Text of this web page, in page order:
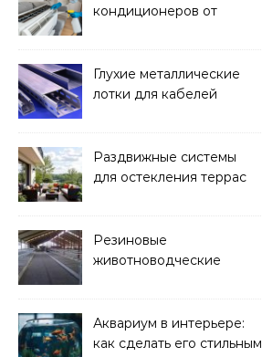
кондиционеров от
Глухие металлические
лотки для кабелей
Раздвижные системы
для остекления террас
Резиновые
животноводческие
решать
Аквариум в интерьере:
как сделать его стильным